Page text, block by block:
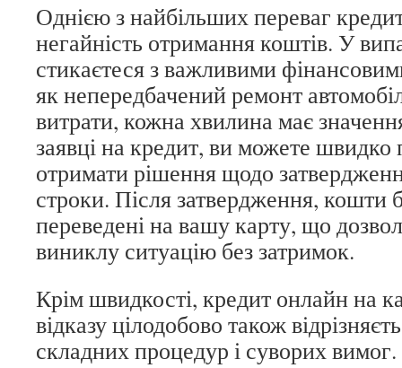
Однією з найбільших переваг
негайність отримання коштів. У
стикаєтеся з важливими
як непередбачений ремонт
витрати, кожна хвилина має
заявці на кредит, ви можете швидко
отримати рішення щодо
строки. Після затвердження, кошти
переведені на вашу карту, що
виниклу ситуацію без затримок.
Крім швидкості, кредит онлайн на
відказу цілодобово також
складних процедур і суворих